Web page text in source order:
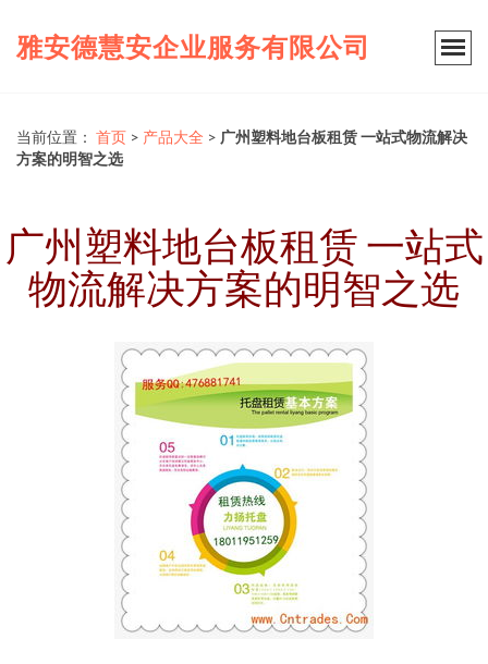
雅安德慧安企业服务有限公司
当前位置： 首页 > 产品大全 > 广州塑料地台板租赁 一站式物流解决
方案的明智之选
广州塑料地台板租赁 一站式
物流解决方案的明智之选